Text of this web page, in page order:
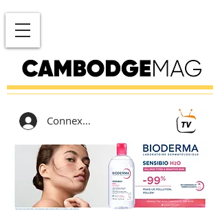
Connexion